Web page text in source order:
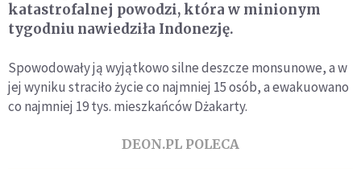
katastrofalnej powodzi, która w minionym
tygodniu nawiedziła Indonezję.
Spowodowały ją wyjątkowo silne deszcze monsunowe, a w
jej wyniku straciło życie co najmniej 15 osób, a ewakuowano
co najmniej 19 tys. mieszkańców Dżakarty.
DEON.PL POLECA